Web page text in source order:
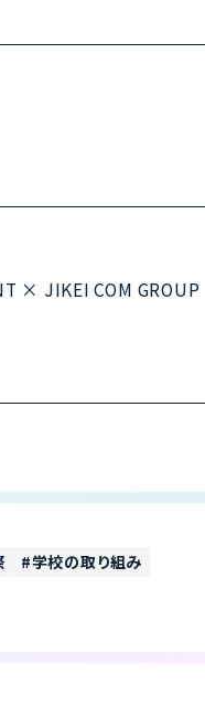
× JIKEI COM GROUP
学校の取り組み